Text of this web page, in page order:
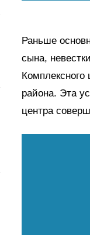
Раньше
сына,
Комплексного
района. Эта
центра